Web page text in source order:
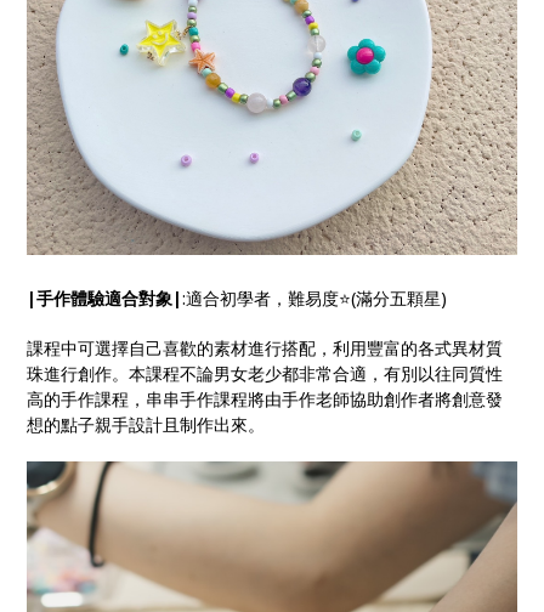
|手作體驗適合對象|:適合初學者，難易度⭐️(滿分五顆星)
課程中可選擇自己喜歡的素材進行搭配，利用豐富的各式異材質
珠進行創作。本課程不論男女老少都非常合適，有別以往同質性
高的手作課程，串串手作課程將由手作老師協助創作者將創意發
想的點子親手設計且制作出來。